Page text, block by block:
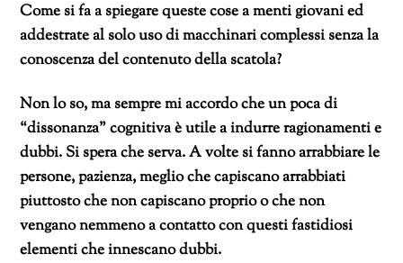
Come si fa a spiegare queste cose a menti giovani ed
addestrate al solo uso di macchinari complessi senza la
conoscenza del contenuto della scatola?
Non lo so, ma sempre mi accordo che un poca di
“dissonanza” cognitiva è utile a indurre ragionamenti e
dubbi. Si spera che serva. A volte si fanno arrabbiare le
persone, pazienza, meglio che capiscano arrabbiati
piuttosto che non capiscano proprio o che non
vengano nemmeno a contatto con questi fastidiosi
elementi che innescano dubbi.